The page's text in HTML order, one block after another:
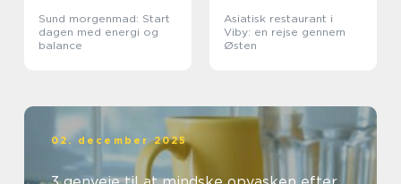
Sund morgenmad: Start
dagen med energi og
balance
Asiatisk restaurant i
Viby: en rejse gennem
Østen
02. december 2025